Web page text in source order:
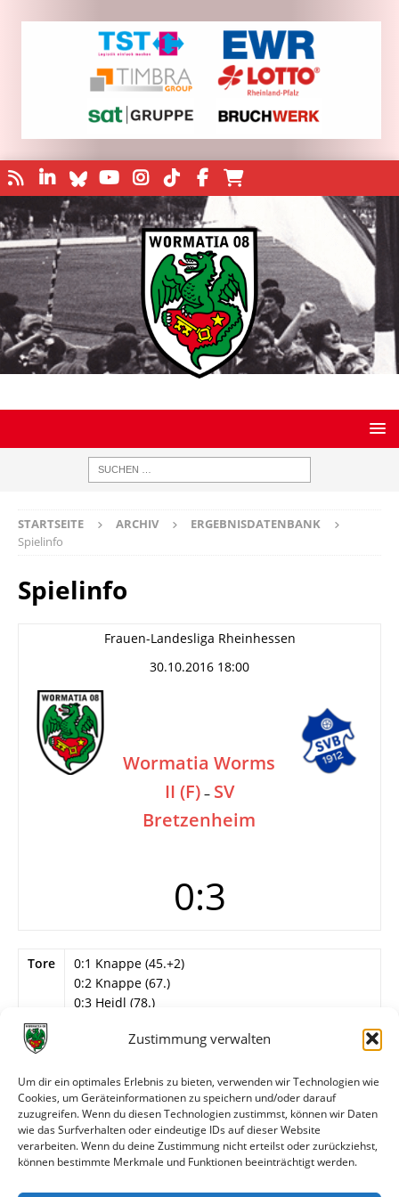
Zustimmung verwalten
Um dir ein optimales Erlebnis zu bieten, verwenden wir Technologien wie
Cookies, um Geräteinformationen zu speichern und/oder darauf
zuzugreifen. Wenn du diesen Technologien zustimmst, können wir Daten
wie das Surfverhalten oder eindeutige IDs auf dieser Website
verarbeiten. Wenn du deine Zustimmung nicht erteilst oder zurückziehst,
können bestimmte Merkmale und Funktionen beeinträchtigt werden.
STARTSEITE ARCHIV
ERGEBNISDATENBANK
Spielinfo
Spielinfo
Frauen-Landesliga Rheinhessen
30.10.2016 18:00
Wormatia Worms
II (F) – SV
Bretzenheim
0:3
Tore
0:1 Knappe (45.+2)
0:2 Knappe (67.)
0:3 Heidl (78.)
Info
8. Spieltag
Siemann – Hofmann (66. Busch), Schwickert,
Seebach (70. Lietz), Fugarese, Wolf, Klee, Raiß,
Arslan, Heiderich, Ferrara.